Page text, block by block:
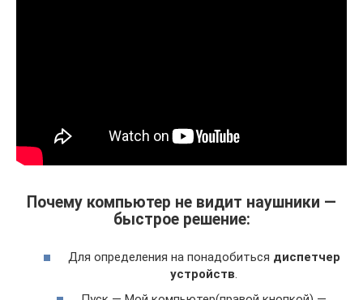
Почему компьютер не видит наушники —
быстрое решение:
Для определения на понадобиться диспетчер
устройств.